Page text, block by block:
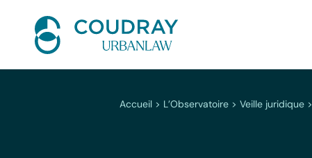
contenu
Accueil > L’Observatoire > Veille juridique >